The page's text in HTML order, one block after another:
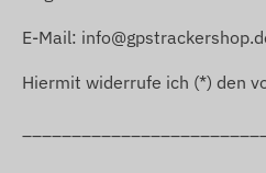
E-Mail:
Hiermit widerrufe ich (*) den